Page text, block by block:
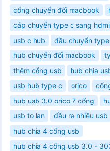
cổng chuyển đổi macbook
cáp chuyển type c sang hdmi
usb c hub
đầu chuyển
hub chuyển đổi macbook
thêm cổng usb
hub chia
usb hub type c
orico
hub usb 3.0 orico 7 cổng
usb to lan
đầu ra nhiều usb
hub chia 4 cổng usb
hub chia 4 cổng usb 3.0 -